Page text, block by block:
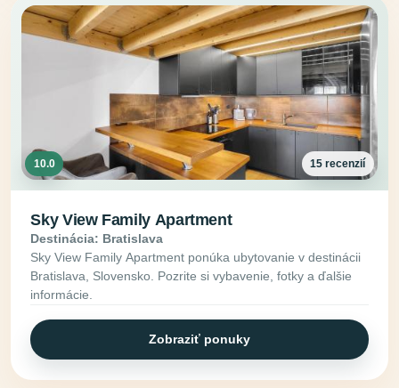
10.0 15 recenzií
Sky View Family Apartment
Destinácia: Bratislava
Sky View Family Apartment ponúka ubytovanie v destinácii
Bratislava, Slovensko. Pozrite si vybavenie, fotky a ďalšie
informácie.
Zobraziť ponuky